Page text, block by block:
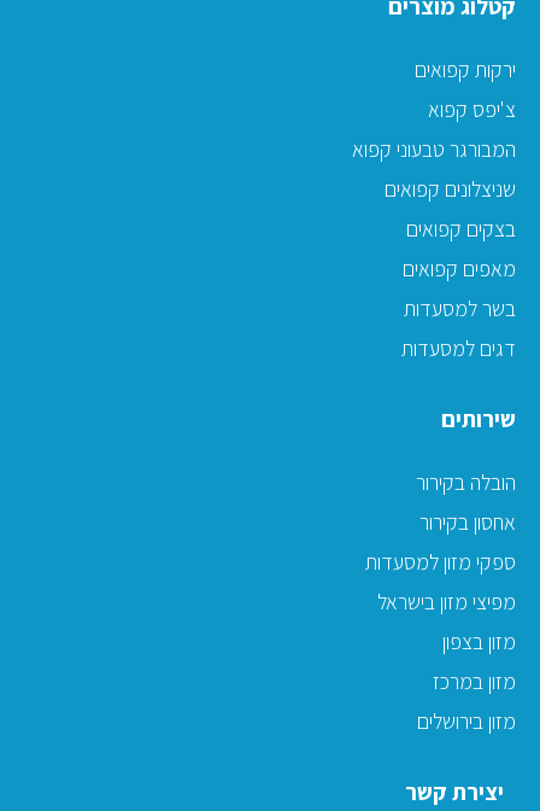
ירקות קפואים
צ'יפס קפוא
המבורגר טבעוני קפוא
שניצלונים קפואים
בצקים קפואים
מאפים קפואים
בשר למסעדות
דגים למסעדות
שירותים
הובלה בקירור
אחסון בקירור
ספקי מזון למסעדות
מפיצי מזון בישראל
מזון בצפון
מזון במרכז
מזון בירושלים
יצירת קשר